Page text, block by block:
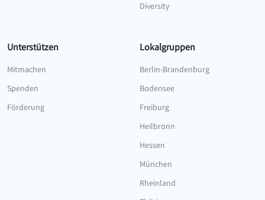
Diversity
Unterstützen
Mitmachen
Spenden
Förderung
Lokalgruppen
Berlin-Brandenburg
Bodensee
Freiburg
Heilbronn
Hessen
München
Rheinland